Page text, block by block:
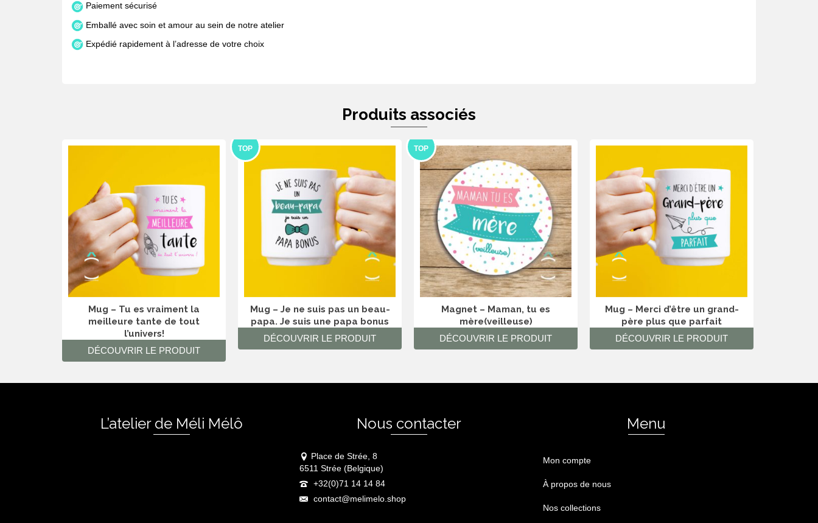
Paiement sécurisé
Emballé avec soin et amour au sein de notre atelier
Expédié rapidement à l’adresse de votre choix
Produits associés
Mug – Tu es vraiment la
meilleure tante de tout
l’univers!
DÉCOUVRIR LE PRODUIT
TOP
Mug – Je ne suis pas un beau-
papa. Je suis une papa bonus
DÉCOUVRIR LE PRODUIT
TOP
Magnet – Maman, tu es
mère(veilleuse)
DÉCOUVRIR LE PRODUIT
Mug – Merci d’être un grand-
père plus que parfait
DÉCOUVRIR LE PRODUIT
L’atelier de Méli Mélô Nous contacter
Place de Strée, 8
6511 Strée (Belgique)
+32(0)71 14 14 84
contact@melimelo.shop
Menu
Mon compte
À propos de nous
Nos collections